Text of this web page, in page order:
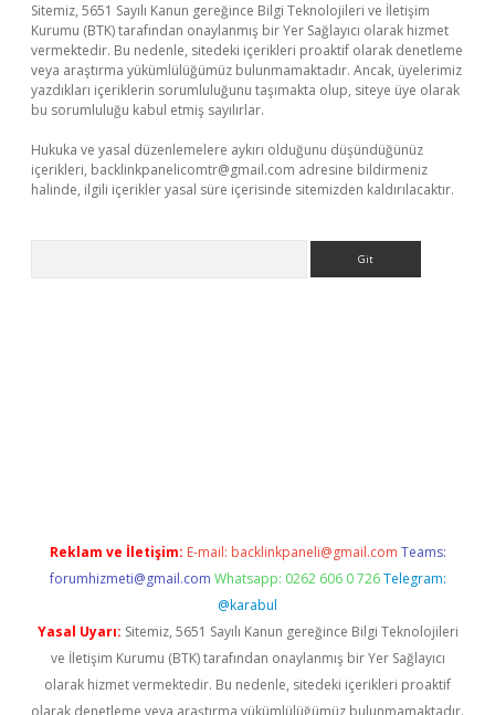
Sitemiz, 5651 Sayılı Kanun gereğince Bilgi Teknolojileri ve İletişim
Kurumu (BTK) tarafından onaylanmış bir Yer Sağlayıcı olarak hizmet
vermektedir. Bu nedenle, sitedeki içerikleri proaktif olarak denetleme
veya araştırma yükümlülüğümüz bulunmamaktadır. Ancak, üyelerimiz
yazdıkları içeriklerin sorumluluğunu taşımakta olup, siteye üye olarak
bu sorumluluğu kabul etmiş sayılırlar.
Hukuka ve yasal düzenlemelere aykırı olduğunu düşündüğünüz
içerikleri, backlinkpanelicomtr@gmail.com adresine bildirmeniz
halinde, ilgili içerikler yasal süre içerisinde sitemizden kaldırılacaktır.
Reklam ve İletişim: E-mail: backlinkpaneli@gmail.com Teams:
forumhizmeti@gmail.com Whatsapp: 0262 606 0 726 Telegram:
@karabul
Yasal Uyarı: Sitemiz, 5651 Sayılı Kanun gereğince Bilgi Teknolojileri
ve İletişim Kurumu (BTK) tarafından onaylanmış bir Yer Sağlayıcı
olarak hizmet vermektedir. Bu nedenle, sitedeki içerikleri proaktif
olarak denetleme veya araştırma yükümlülüğümüz bulunmamaktadır.